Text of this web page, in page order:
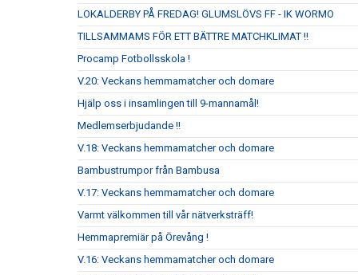
LOKALDERBY PÅ FREDAG! GLUMSLÖVS FF - IK WORMO
TILLSAMMAMS FÖR ETT BÄTTRE MATCHKLIMAT !!
Procamp Fotbollsskola !
V.20: Veckans hemmamatcher och domare
Hjälp oss i insamlingen till 9-mannamål!
Medlemserbjudande !!
V.18: Veckans hemmamatcher och domare
Bambustrumpor från Bambusa
V.17: Veckans hemmamatcher och domare
Varmt välkommen till vår nätverksträff!
Hemmapremiär på Örevång !
V.16: Veckans hemmamatcher och domare